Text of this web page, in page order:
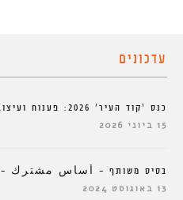
עדכונים
כנס ‘קוד העיר’ 2026: פענוח ועיצוב עיר המחר
15 ביוני 2026
בסיס משותף – أساس مشترك – COMMON GROUNDS
13 באוגוסט 2024